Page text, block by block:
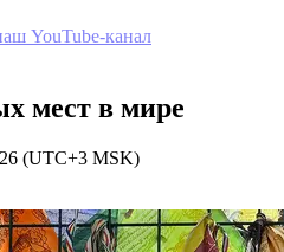
YouTube-канал
мест в мире
(UTC+3 MSK)